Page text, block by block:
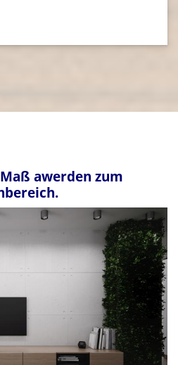
awerden zum